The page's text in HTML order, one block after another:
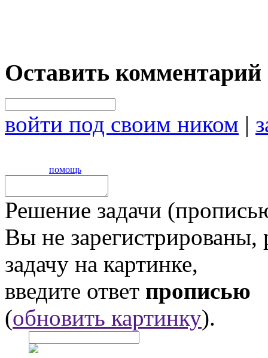
Оставить комментарий
войти под своим ником |
помощь
Решение задачи
Вы не
задачу на картинке,
введите ответ прописью
(обновить картинку).